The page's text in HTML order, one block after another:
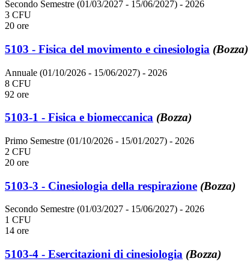
Secondo Semestre (01/03/2027 - 15/06/2027) - 2026
3 CFU
20 ore
5103 - Fisica del movimento e cinesiologia (Bozza)
Annuale (01/10/2026 - 15/06/2027) - 2026
8 CFU
92 ore
5103-1 - Fisica e biomeccanica (Bozza)
Primo Semestre (01/10/2026 - 15/01/2027) - 2026
2 CFU
20 ore
5103-3 - Cinesiologia della respirazione (Bozza)
Secondo Semestre (01/03/2027 - 15/06/2027) - 2026
1 CFU
14 ore
5103-4 - Esercitazioni di cinesiologia (Bozza)